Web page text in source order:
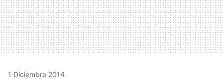
1 Diciembre 2014